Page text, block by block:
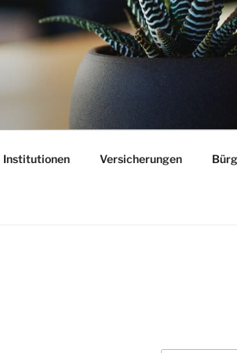
Institutionen Versicherungen